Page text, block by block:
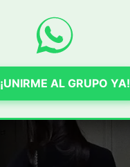
¡UNIRME AL GRUPO YA!